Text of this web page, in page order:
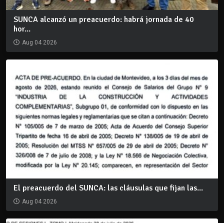
SUNCA alcanzó un preacuerdo: habrá jornada de 40
hor...
Aug 04 2026
El preacuerdo del SUNCA: las cláusulas que fijan las...
Aug 04 2026